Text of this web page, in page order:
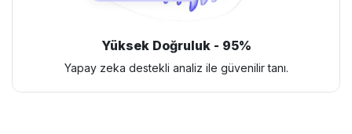
Yüksek Doğruluk - 95%
Yapay zeka destekli analiz ile güvenilir tanı.